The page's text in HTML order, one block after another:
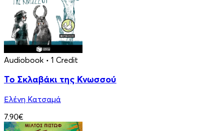
Audiobook • 1 Credit
Το Σκλαβάκι της Κνωσσού
Ελένη Κατσαμά
7.90€